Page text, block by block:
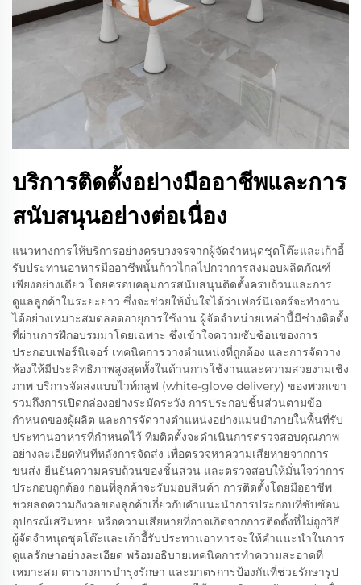
บริการติดตั้งอย่างมืออาชีพและการ
สนับสนุนอย่างต่อเนื่อง
แนวทางการให้บริการอย่างครบวงจรจากผู้จัดจำหนุดชุดโต๊ะและเก้าอี้
รับประทานอาหารมืออาชีพนั้นก้าวไกลไปกว่าการส่งมอบผลิตภัณฑ์
เพียงอย่างเดียว โดยครอบคลุมการสนับสนุนติดตั้งครบถ้วนและการ
ดูแลลูกค้าในระยะยาว ซึ่งจะช่วยให้มั่นใจได้ว่าเฟอร์นิเจอร์จะทำงาน
ได้อย่างเหมาะสมตลอดอายุการใช้งาน ผู้จัดจำหน่ายเหล่านี้มีช่างติดตั้ง
ที่ผ่านการฝึกอบรมมาโดยเฉพาะ ซึ่งเข้าใจความซับซ้อนของการ
ประกอบเฟอร์นิเจอร์ เทคนิคการวางตำแหน่งที่ถูกต้อง และการจัดวาง
ห้องให้มีประสิทธิภาพสูงสุดทั้งในด้านการใช้งานและความสวยงามเชิง
ภาพ บริการจัดส่งแบบไวท์กลูฟ (white-glove delivery) ของพวกเขา
รวมถึงการเปิดกล่องอย่างระมัดระวัง การประกอบชิ้นส่วนตามข้อ
กำหนดของผู้ผลิต และการจัดวางตำแหน่งอย่างแม่นยำภายในพื้นที่รับ
ประทานอาหารที่กำหนดไว้ ทีมติดตั้งจะดำเนินการตรวจสอบคุณภาพ
อย่างละเอียดทันทีหลังการจัดส่ง เพื่อตรวจหาความเสียหายจากการ
ขนส่ง ยืนยันความครบถ้วนของชิ้นส่วน และตรวจสอบให้มั่นใจว่าการ
ประกอบถูกต้อง ก่อนที่ลูกค้าจะรับมอบสินค้า การติดตั้งโดยมืออาชีพ
ช่วยลดความกังวลของลูกค้าเกี่ยวกับคำแนะนำการประกอบที่ซับซ้อน
อุปกรณ์เสริมหาย หรือความเสียหายที่อาจเกิดจากการติดตั้งที่ไม่ถูกวิธี
ผู้จัดจำหนุดชุดโต๊ะและเก้าอี้รับประทานอาหารจะให้คำแนะนำในการ
ดูแลรักษาอย่างละเอียด พร้อมอธิบายเทคนิคการทำความสะอาดที่
เหมาะสม ตารางการบำรุงรักษา และมาตรการป้องกันที่ช่วยรักษารูป